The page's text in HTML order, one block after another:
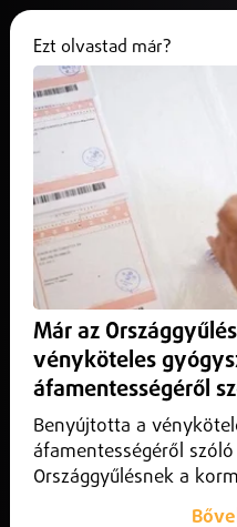
Kapu Tibor
emberek életét
2025. július 17. Magyarország
A HUNOR programban
Ezt olvastad már?
Már az
vényköteles
áfamentességéről
Benyújtotta a
áfamentességéről
Országgyűlésnek a